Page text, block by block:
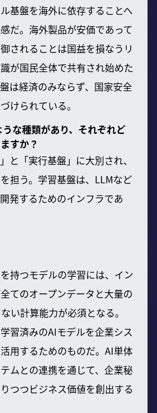
基盤を海外に依存することへ
だ。海外製品が安価であって
されることは国益を損なうリ
が国民全体で共有され始めた
は経済のみならず、国家安全
けられている。
な種類があり、それぞれど
すか？
と「実行基盤」に大別され、
担う。学習基盤は、LLMなど
発するためのインフラであ
持つモデルの学習には、イン
てのオープンデータと大量の
い計算能力が必須となる。
習済みのAIモデルを企業シス
用するためのものだ。AI単体
ムとの連携を通じて、企業秘
つつビジネス価値を創出する